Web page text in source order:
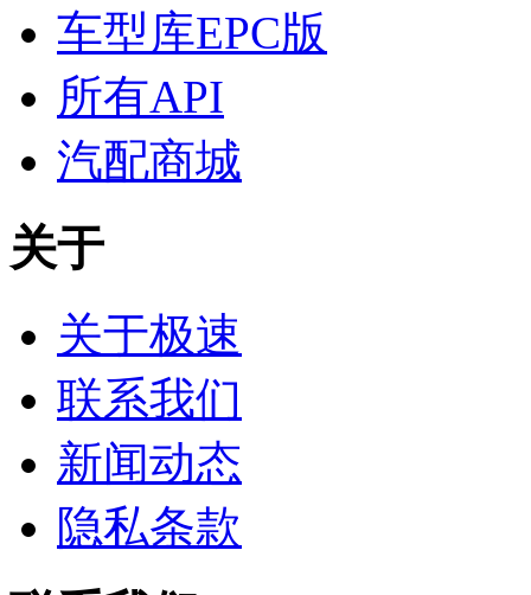
车型库EPC版
所有API
汽配商城
关于
关于极速
联系我们
新闻动态
隐私条款